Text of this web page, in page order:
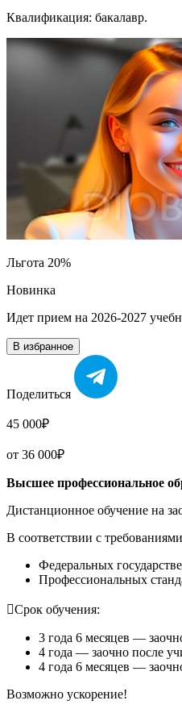
Квалификация: бакалавр.
Льгота 20%
Новинка
Идет прием на 2026-2027
В избранное
Поделиться
45 000₽
от 36 000₽
Высшее профессиональное
Дистанционное обучение на
В соответствии с
Федеральных
Профессиональных
Срок обучения:
3 года 6 месяцев —
4 года — заочно после
4 года 6 месяцев —
Возможно ускорение!